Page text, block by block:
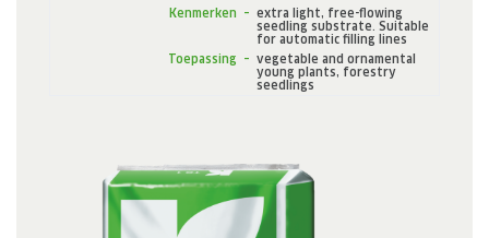
Kenmerken – extra light, free-flowing
seedling substrate. Suitable
for automatic filling lines
Toepassing – vegetable and ornamental
young plants, forestry
seedlings